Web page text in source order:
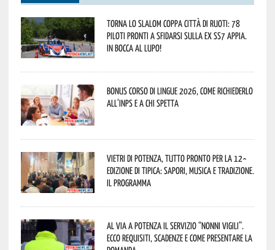
Torna lo Slalom Coppa Città di Ruoti: 78
piloti pronti a sfidarsi sulla ex SS7 Appia.
In bocca al lupo!
Bonus corso di lingue 2026, come richiederlo
all’INPS e a chi spetta
Vietri di Potenza, tutto pronto per la 12^
Edizione di Tipica: sapori, musica e tradizione.
Il programma
Al via a Potenza il servizio “Nonni Vigili”.
Ecco requisiti, scadenze e come presentare la